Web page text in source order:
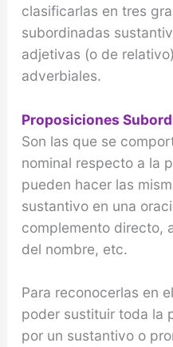
clasificarlas en tres
subordinadas
adjetivas (o de
adverbiales.
Proposiciones
Son las que se
nominal respecto a la
pueden hacer las
sustantivo en una
complemento directo,
del nombre, etc.
Para reconocerlas en
poder sustituir toda la
por un sustantivo o